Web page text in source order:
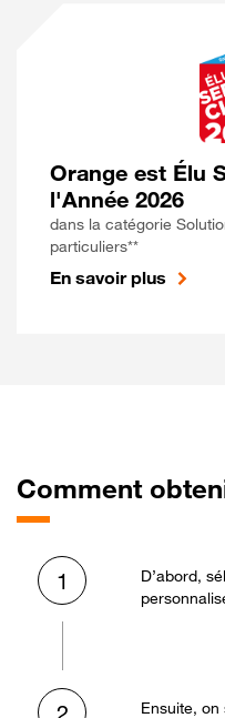
Orange est Élu
l'Année 2026
dans la catégorie
particuliers**
En savoir plus
Comment
1
D’abord,
Ensuite, on